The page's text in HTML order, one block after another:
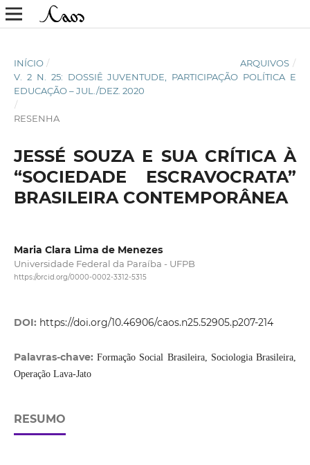
INÍCIO / ARQUIVOS /
V. 2 N. 25: DOSSIÊ JUVENTUDE, PARTICIPAÇÃO POLÍTICA E
EDUCAÇÃO – JUL./DEZ. 2020
/
RESENHA
JESSÉ SOUZA E SUA CRÍTICA À
“SOCIEDADE ESCRAVOCRATA”
BRASILEIRA CONTEMPORÂNEA
Maria Clara Lima de Menezes
Universidade Federal da Paraíba - UFPB
https://orcid.org/0000-0002-3312-5315
DOI: https://doi.org/10.46906/caos.n25.52905.p207-214
Palavras-chave:Formação Social Brasileira, Sociologia Brasileira,
Operação Lava-Jato
RESUMO